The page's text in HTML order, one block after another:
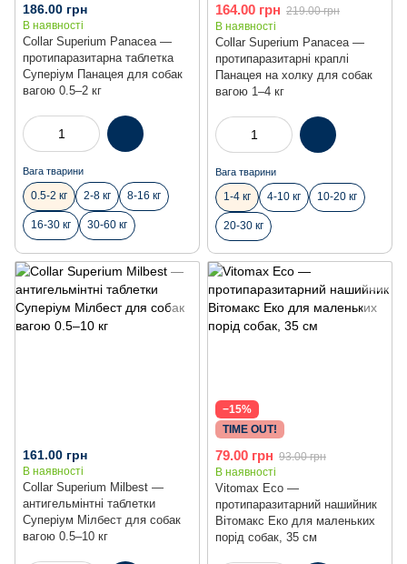
Collar Superium Panacea —
протипаразитарна таблетка
Суперіум Панацея для собак
вагою 0.5–2 кг
186.00 грн
В наявності
Вага тварини
0.5-2 кг 2-8 кг 8-16 кг
16-30 кг 30-60 кг
Collar Superium Panacea —
протипаразитарні краплі
Панацея на холку для собак
вагою 1–4 кг
164.00 грн 219.00 грн
В наявності
Вага тварини
1-4 кг 4-10 кг 10-20 кг
20-30 кг
Collar Superium Milbest —
антигельмінтні таблетки
Суперіум Мілбест для собак
вагою 0.5–10 кг
161.00 грн
В наявності
−15%
TIME OUT!
Vitomax Eco —
протипаразитарний нашийник
Вітомакс Еко для маленьких
порід собак, 35 см
79.00 грн 93.00 грн
В наявності